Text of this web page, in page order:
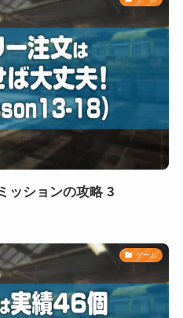
ッションの攻略 3
ゲーム